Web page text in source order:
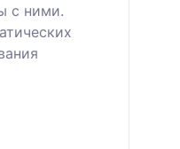
с ними.